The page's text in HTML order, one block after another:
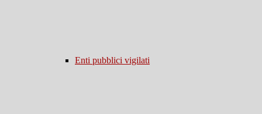
Enti pubblici vigilati